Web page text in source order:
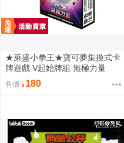
★萊盛小拳王★寶可夢集換式卡
牌遊戲 V起始牌組 無極力量
售價 180